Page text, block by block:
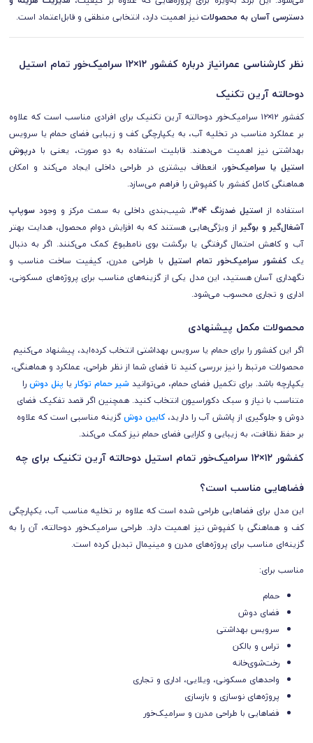
دسترسی آسان به محصولاتنیز اهمیت دارد، انتخابی منطقی و قابل‌اعتماد است.
نظر کارشناسی عمرانیاز درباره کفشور ۱۲×۱۲ سرامیک‌خور تمام استیل
دوحالته آرین تکنیک
کفشور ۱۲×۱۲ سرامیک‌خور دوحالته آرین تکنیک برای افرادی مناسب است که علاوه
بر عملکرد مناسب در تخلیه آب، به یکپارچگی کف و زیبایی فضای حمام یا سرویس
بهداشتی نیز اهمیت می‌دهند. قابلیت استفاده به دو صورت، یعنی بادرپوش
استیل یا سرامیک‌خور، انعطاف بیشتری در طراحی داخلی ایجاد می‌کند و امکان
هماهنگی کامل کفشور با کفپوش را فراهم می‌سازد.
استفاده از استیل ضدزنگ 304 ، شیب‌بندی داخلی به سمت مرکز و وجودسوپاپ
آشغال‌گیر و بوگیراز ویژگی‌هایی هستند که به افزایش دوام محصول، هدایت بهتر
آب و کاهش احتمال گرفتگی یا برگشت بوی نامطبوع کمک می‌کنند. اگر به دنبال
یککفشور سرامیک‌خور تمام استیلبا طراحی مدرن، کیفیت ساخت مناسب و
نگهداری آسان هستید، این مدل یکی از گزینه‌های مناسب برای پروژه‌های مسکونی،
اداری و تجاری محسوب می‌شود.
محصولات مکمل پیشنهادی
اگر این کفشور را برای حمام یا سرویس بهداشتی انتخاب کرده‌اید، پیشنهاد می‌کنیم
محصولات مرتبط را نیز بررسی کنید تا فضای شما از نظر طراحی، عملکرد و هماهنگی،
یکپارچه باشد. برای تکمیل فضای حمام، می‌توانیدشیر حمام توکار یا پنل دوشرا
متناسب با نیاز و سبک دکوراسیون انتخاب کنید. همچنین اگر قصد تفکیک فضای
دوش و جلوگیری از پاشش آب را دارید، کابین دوشگزینه مناسبی است که علاوه
بر حفظ نظافت، به زیبایی و کارایی فضای حمام نیز کمک می‌کند.
کفشور ۱۲×۱۲ سرامیک‌خور تمام استیل دوحالته آرین تکنیک برای چه
فضاهایی مناسب است؟
این مدل برای فضاهایی طراحی شده است که علاوه بر تخلیه مناسب آب، یکپارچگی
کف و هماهنگی با کفپوش نیز اهمیت دارد. طراحی سرامیک‌خور دوحالته، آن را به
گزینه‌ای مناسب برای پروژه‌های مدرن و مینیمال تبدیل کرده است.
مناسب برای:
حمام
فضای دوش
سرویس بهداشتی
تراس و بالکن
رخت‌شوی‌خانه
واحدهای مسکونی، ویلایی، اداری و تجاری
پروژه‌های نوسازی و بازسازی
فضاهایی با طراحی مدرن و سرامیک‌خور